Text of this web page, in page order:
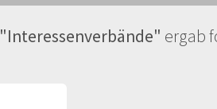
"Interessenverbände" ergab